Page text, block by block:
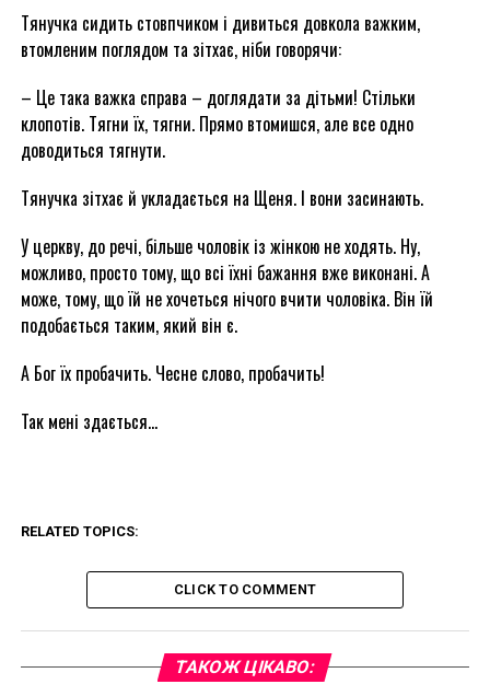
Тянучка сидить стовпчиком і дивиться довкола важким,
втомленим поглядом та зітхає, ніби говорячи:
– Це така важка справа – доглядати за дітьми! Стільки
клопотів. Тягни їх, тягни. Прямо втомишся, але все одно
доводиться тягнути.
Тянучка зітхає й укладається на Щеня. І вони засинають.
У церкву, до речі, більше чоловік із жінкою не ходять. Ну,
можливо, просто тому, що всі їхні бажання вже виконані. А
може, тому, що їй не хочеться нічого вчити чоловіка. Він їй
подобається таким, який він є.
А Бог їх пробачить. Чесне слово, пробачить!
Так мені здається…
RELATED TOPICS:
CLICK TO COMMENT
ТАКОЖ ЦІКАВО: